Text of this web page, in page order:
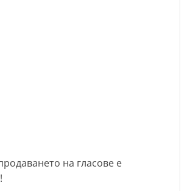
на гласове е